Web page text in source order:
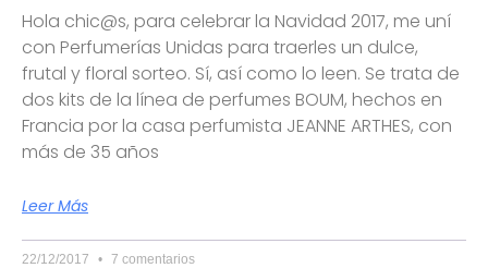
Hola chic@s, para celebrar la Navidad 2017, me uní
con Perfumerías Unidas para traerles un dulce,
frutal y floral sorteo. Sí, así como lo leen. Se trata de
dos kits de la línea de perfumes BOUM, hechos en
Francia por la casa perfumista JEANNE ARTHES, con
más de 35 años
Leer Más
22/12/2017 7 comentarios